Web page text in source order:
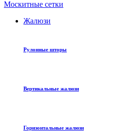
Москитные сетки
Жалюзи
Рулонные шторы
Вертикальные жалюзи
Горизонтальные жалюзи